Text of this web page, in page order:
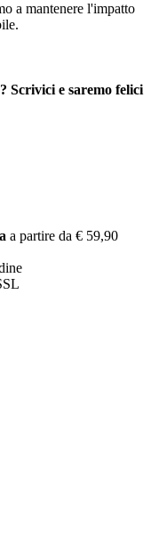
a mantenere l'impatto
Scrivici e saremo felici
a partire da € 59,90